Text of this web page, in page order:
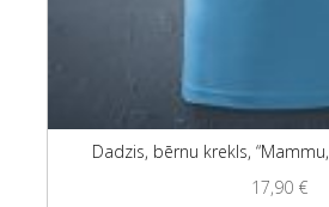
Dadzis, bērnu krekls,
17,90 €